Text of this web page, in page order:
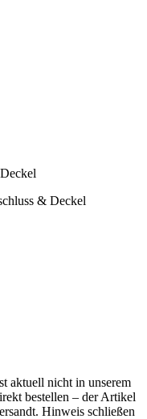
& Deckel
aktuell nicht in unserem
bestellen – der Artikel
Hinweis schließen